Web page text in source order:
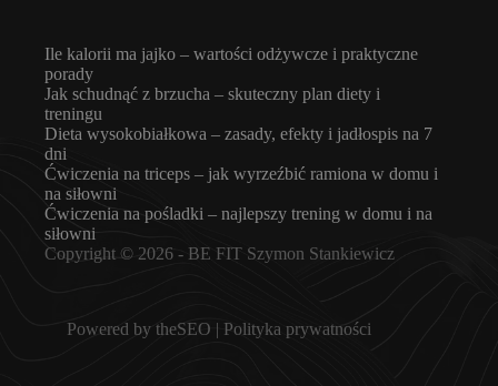
Ile kalorii ma jajko – wartości odżywcze i praktyczne
porady
Jak schudnąć z brzucha – skuteczny plan diety i
treningu
Dieta wysokobiałkowa – zasady, efekty i jadłospis na 7
dni
Ćwiczenia na triceps – jak wyrzeźbić ramiona w domu i
na siłowni
Ćwiczenia na pośladki – najlepszy trening w domu i na
siłowni
Copyright © 2026 - BE FIT Szymon Stankiewicz
Powered bytheSEO | Polityka prywatności